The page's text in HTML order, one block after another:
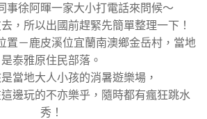
事徐阿暉一家大小打電話來問候～
，所以出國前趕緊先簡單整理一下！
置－鹿皮溪位宜蘭南澳鄉金岳村，當地
是泰雅原住民部落。
當地大人小孩的消暑遊樂場，
邊玩的不亦樂乎，隨時都有瘋狂跳水
秀！